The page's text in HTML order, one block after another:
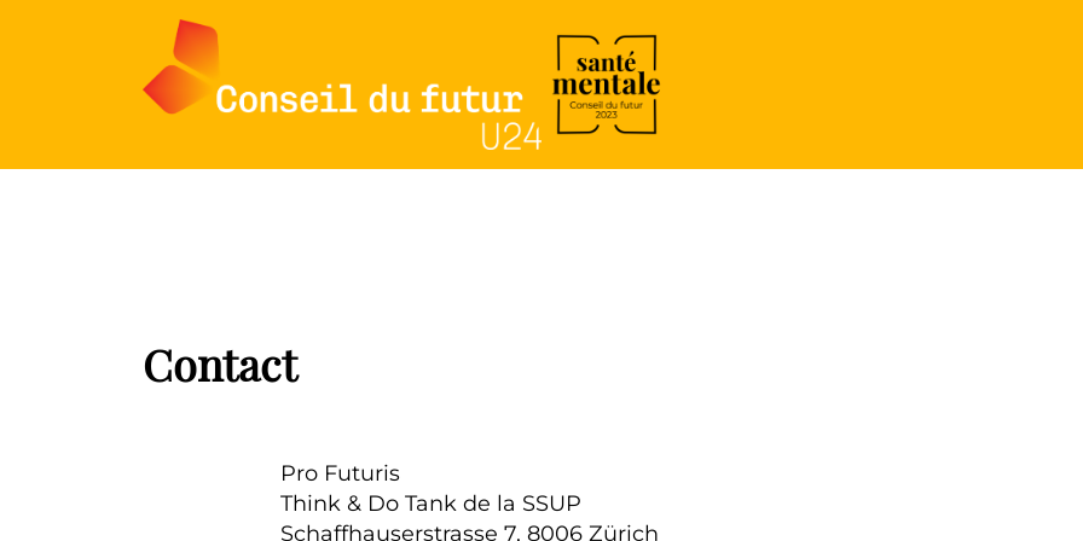
Contact
Pro Futuris
Think & Do Tank de la SSUP
Schaffhauserstrasse 7, 8006 Zürich